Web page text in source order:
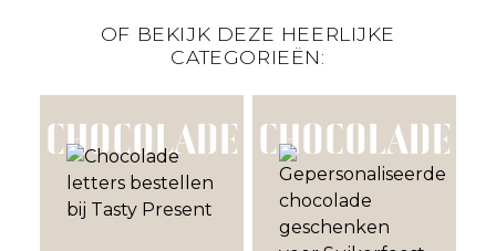
OF BEKIJK DEZE HEERLIJKE
CATEGORIEËN:
CHOCOLADE CHOCOLADE